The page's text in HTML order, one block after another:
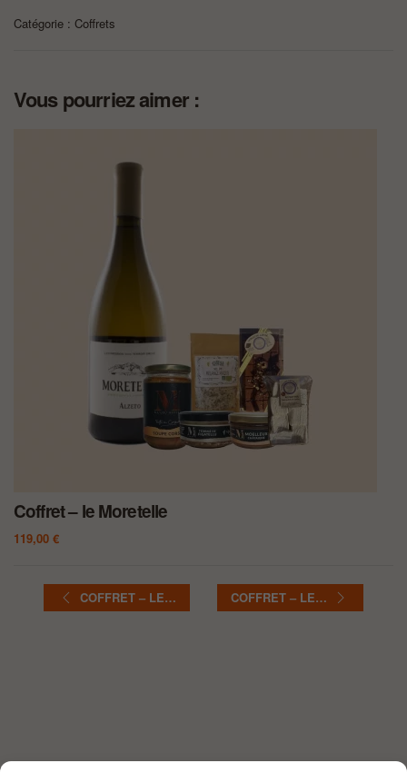
Catégorie : Coffrets
Vous pourriez aimer :
Coffret – le Moretelle
119,00 €
COFFRET – LE… COFFRET – LE…